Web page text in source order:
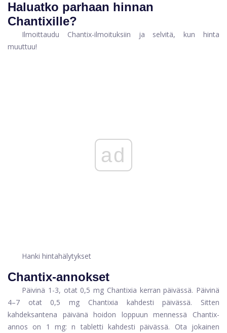
Haluatko parhaan hinnan
Chantixille?
Ilmoittaudu Chantix-ilmoituksiin ja selvitä, kun hinta
muuttuu!
ad
Hanki hintahälytykset
Chantix-annokset
Päivinä 1-3, otat 0,5 mg Chantixia kerran päivässä. Päivinä
4–7 otat 0,5 mg Chantixia kahdesti päivässä. Sitten
kahdeksantena päivänä hoidon loppuun mennessä Chantix-
annos on 1 mg: n tabletti kahdesti päivässä. Ota jokainen